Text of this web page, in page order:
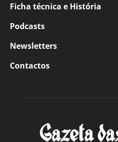
Ficha técnica e História
Podcasts
Newsletters
Contactos